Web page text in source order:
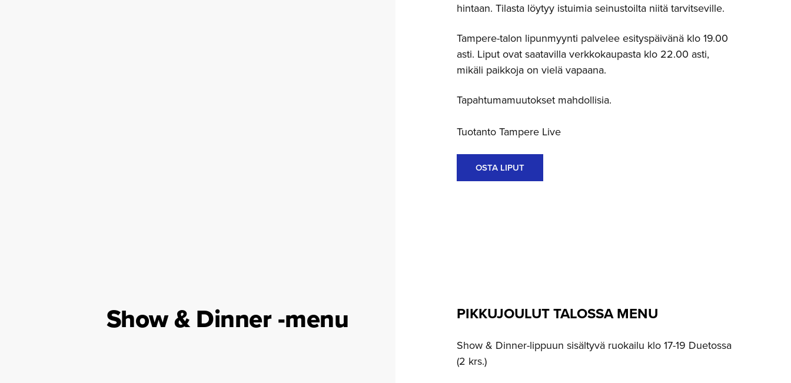
hintaan. Tilasta löytyy istuimia seinustoilta niitä tarvitseville.
Tampere-talon lipunmyynti palvelee esityspäivänä klo 19.00
asti. Liput ovat saatavilla verkkokaupasta klo 22.00 asti,
mikäli paikkoja on vielä vapaana.
Tapahtumamuutokset mahdollisia.
Tuotanto Tampere Live
OSTA LIPUT
Show & Dinner -menu PIKKUJOULUT TALOSSA MENU
Show & Dinner-lippuun sisältyvä ruokailu klo 17-19 Duetossa
(2 krs.)